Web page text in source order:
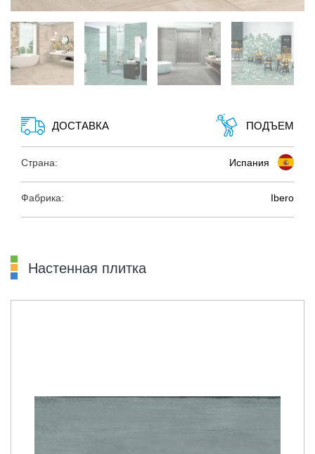
ДОСТАВКА ПОДЪЕМ
Страна: Испания
Фабрика: Ibero
Настенная плитка